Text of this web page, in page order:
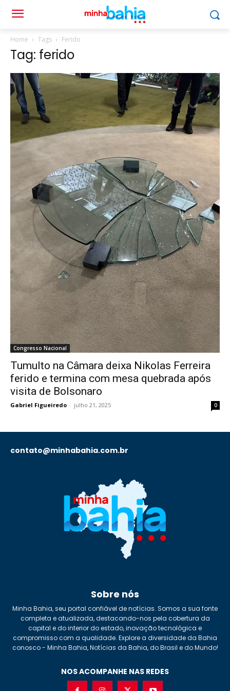
Home Tags Ferido
Tag: ferido
Congresso Nacional
Tumulto na Câmara deixa Nikolas Ferreira
ferido e termina com mesa quebrada após
visita de Bolsonaro
Gabriel Figueiredo - julho 21, 2025 0
contato@minhabahia.com.br
Sobre nós
Minha Bahia, seu portal confiável de notícias. Somos a sua fonte
completa e atualizada, destacando-nos pela cobertura da
capital e do interior do estado, inovação tecnológica e
compromisso com a qualidade. Explore a diversidade da Bahia
conosco - Minha Bahia, Notícias da Bahia, do Brasil e do Mundo!
NOS ACOMPANHE NAS REDES